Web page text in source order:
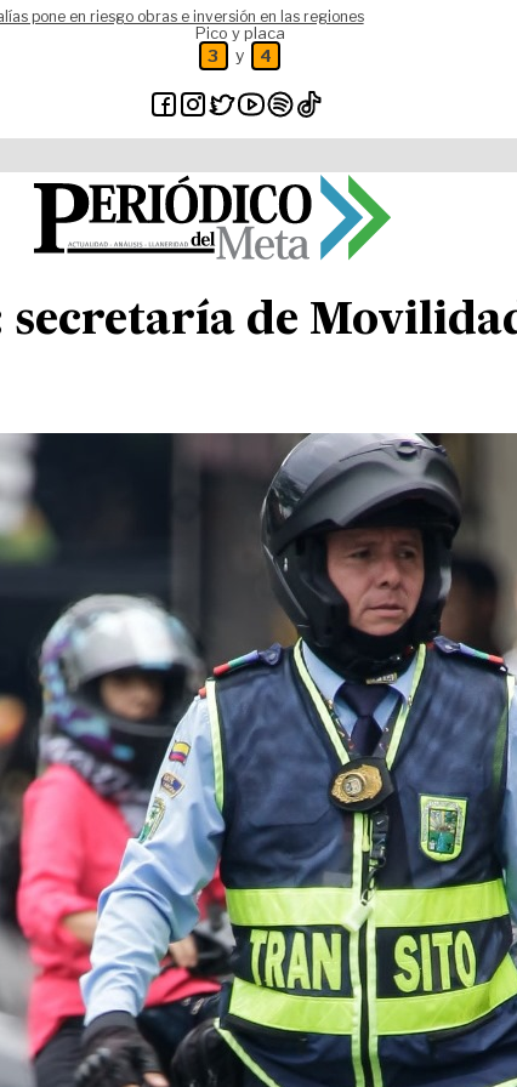
pone en riesgo obras e inversión en las regiones
Pico y placa
3 y 4
de